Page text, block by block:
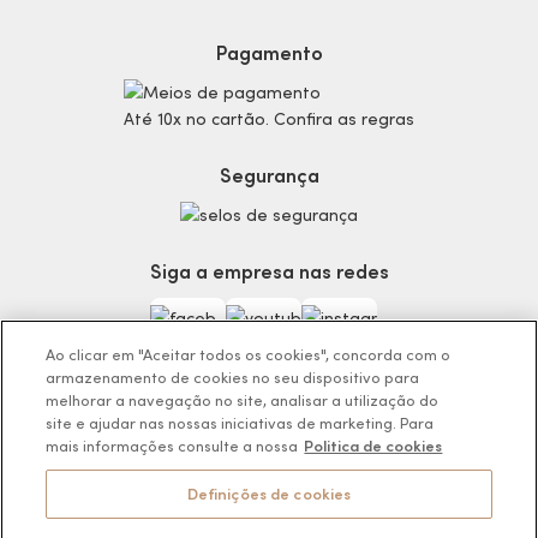
Preferências de Cookies
Consumidor.gov.br
Código de defesa do consumidor
Trocas e Devoluções
Produtos Masculinos
Teste do Tom de Base
Teste da Fragrância Perfeita
Encontre o Presente Ideal!
Beauty Week
Guia da Beleza Eudora
Pagamento
Até 10x no cartão. Confira as regras
Segurança
Siga a empresa nas redes
Os preços da loja online podem variar em relação as lojas físicas e
venda direta.
Ao clicar em "Aceitar todos os cookies", concorda com o
armazenamento de cookies no seu dispositivo para
melhorar a navegação no site, analisar a utilização do
site e ajudar nas nossas iniciativas de marketing. Para
mais informações consulte a nossa Politica de cookies
Definições de cookies